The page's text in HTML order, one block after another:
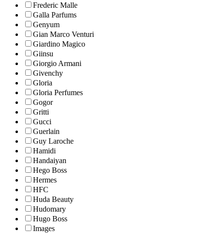
Frederic Malle
Galla Parfums
Genyum
Gian Marco Venturi
Giardino Magico
Giinsu
Giorgio Armani
Givenchy
Gloria
Gloria Perfumes
Gogor
Gritti
Gucci
Guerlain
Guy Laroche
Hamidi
Handaiyan
Hego Boss
Hermes
HFC
Huda Beauty
Hudomary
Hugo Boss
Images